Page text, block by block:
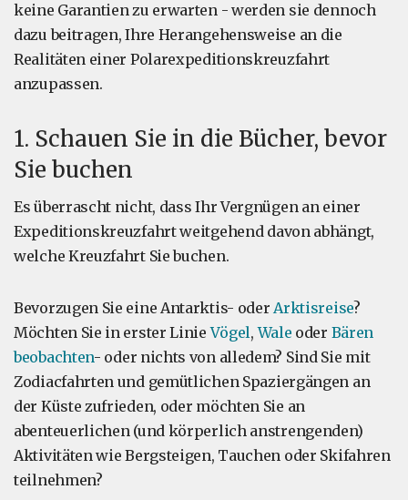
keine Garantien zu erwarten - werden sie dennoch
dazu beitragen, Ihre Herangehensweise an die
Realitäten einer Polarexpeditionskreuzfahrt
anzupassen.
1. Schauen Sie in die Bücher, bevor
Sie buchen
Es überrascht nicht, dass Ihr Vergnügen an einer
Expeditionskreuzfahrt weitgehend davon abhängt,
welche Kreuzfahrt Sie buchen.
Bevorzugen Sie eine Antarktis- oderArktisreise?
Möchten Sie in erster LinieVögel,Wale oder Bären
beobachten- oder nichts von alledem? Sind Sie mit
Zodiacfahrten und gemütlichen Spaziergängen an
der Küste zufrieden, oder möchten Sie an
abenteuerlichen (und körperlich anstrengenden)
Aktivitäten wie Bergsteigen, Tauchen oder Skifahren
teilnehmen?